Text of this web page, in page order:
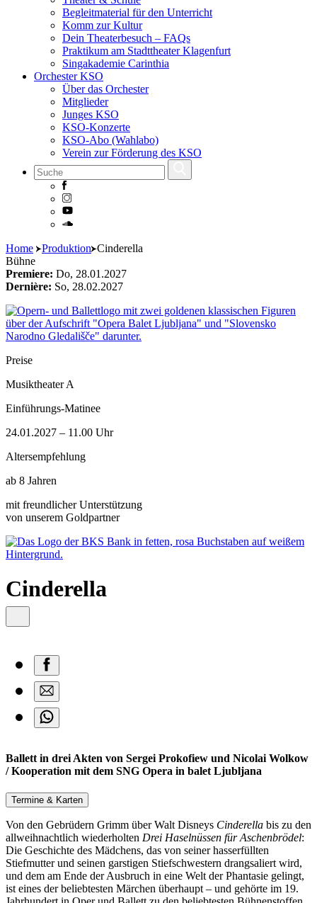
Begleitmaterial für den Unterricht
Komm zur Kultur
Dein Theaterbesuch – FAQs
Praktikum am Stadttheater Klagenfurt
Singakademie Carinthia
Orchester KSO
Über das Orchester
Mitglieder
Junges KSO
KSO-Konzerte
KSO-Abo (Wahlabo)
Verein zur Förderung des KSO
Skip
to
content
Home Produktion Cinderella
Bühne
Premiere: Do, 28.01.2027
Dernière: So, 28.02.2027
Preise
Musiktheater A
Einführungs-Matinee
24.01.2027 – 11.00 Uhr
Altersempfehlung
ab 8 Jahren
mit freundlicher Unterstützung
von unserem Goldpartner
Cinderella
Ballett in drei Akten von Sergei Prokofiew und Nicolai Wolkow
/ Kooperation mit dem SNG Opera in balet Ljubljana
Termine & Karten
Von den Gebrüdern Grimm über Walt Disneys Cinderella bis zu den
allweihnachtlich wiederholten Drei Haselnüssen für Aschenbrödel:
Die Geschichte des Mädchens, das von seiner hasserfüllten
Stiefmutter und seinen garstigen Stiefschwestern drangsaliert wird,
und dem am Ende der Ausbruch in eine Welt der Phantasie gelingt,
ist eines der beliebtesten Märchen überhaupt – und gehörte im 19.